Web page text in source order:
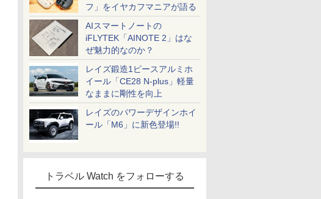
フ」をイヤカフマニアが語る
AIスマートノートの
iFLYTEK「AINOTE 2」はな
ぜ魅力的なのか？
レイズ鍛造1ピースアルミホ
イール「CE28 N-plus」軽量
なままに剛性を向上
レイズのパワーデザインホイ
ール「M6」に新色登場!!
トラベル Watch をフォローする